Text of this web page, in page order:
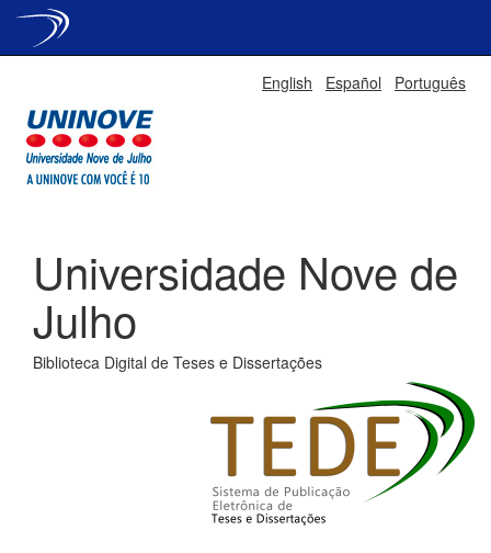
English Español Português
Universidade Nove de
Julho
Biblioteca Digital de Teses e Dissertações